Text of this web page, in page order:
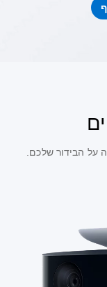
על הבידור שלכם.